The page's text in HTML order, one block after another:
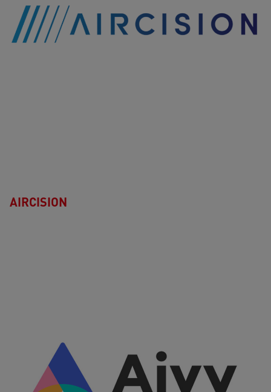
AIRCISION